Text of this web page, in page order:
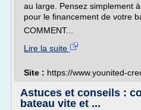
au large. Pensez simplement
pour le financement de votre
COMMENT...
Lire la suite
Site : https://www.younited-
Astuces et conseils :
bateau vite et ...